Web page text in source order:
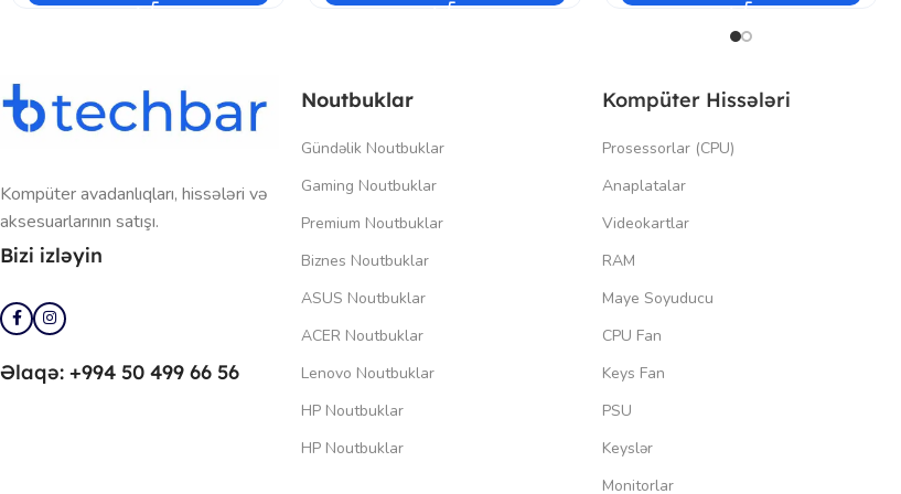
Kompüter avadanlıqları, hissələri və
aksesuarlarının satışı.
Bizi izləyin
Əlaqə: +994 50 499 66 56
Noutbuklar
Gündəlik Noutbuklar
Gaming Noutbuklar
Premium Noutbuklar
Biznes Noutbuklar
ASUS Noutbuklar
ACER Noutbuklar
Lenovo Noutbuklar
HP Noutbuklar
HP Noutbuklar
Kompüter Hissələri
Prosessorlar (CPU)
Anaplatalar
Videokartlar
RAM
Maye Soyuducu
CPU Fan
Keys Fan
PSU
Keyslər
Monitorlar